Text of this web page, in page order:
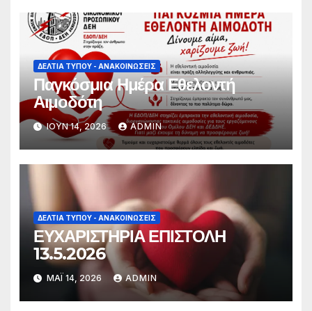
ΔΕΛΤΊΑ ΤΎΠΟΥ - ΑΝΑΚΟΙΝΏΣΕΙΣ
Παγκόσμια Ημέρα Εθελοντή
Αιμοδότη
ΙΟΎΝ 14, 2026 ADMIN
ΔΕΛΤΊΑ ΤΎΠΟΥ - ΑΝΑΚΟΙΝΏΣΕΙΣ
ΕΥΧΑΡΙΣΤΗΡΙΑ ΕΠΙΣΤΟΛΗ
13.5.2026
ΜΆΙ 14, 2026 ADMIN